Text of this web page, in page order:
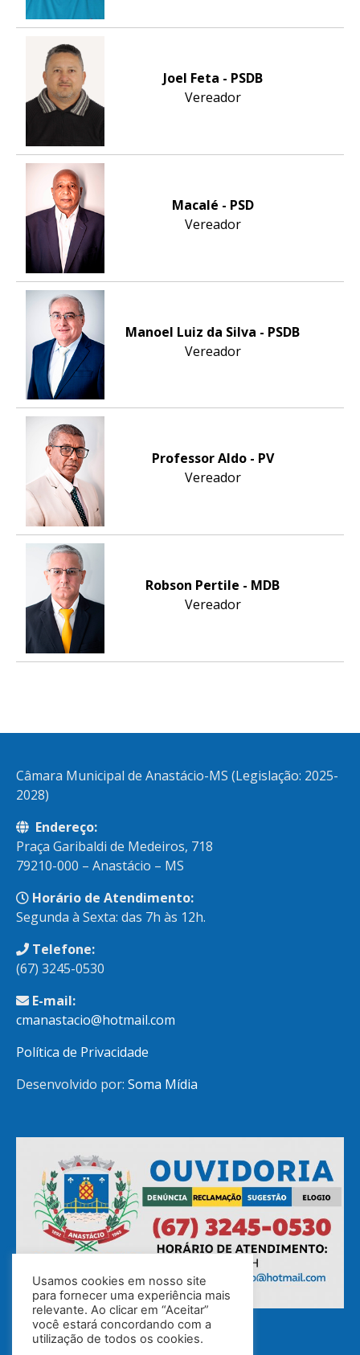
Joel Feta - PSDB
Vereador
Macalé - PSD
Vereador
Manoel Luiz da Silva - PSDB
Vereador
Professor Aldo - PV
Vereador
Robson Pertile - MDB
Vereador
Câmara Municipal de Anastácio-MS (Legislação: 2025-
2028)
Endereço:
Praça Garibaldi de Medeiros, 718
79210-000 – Anastácio – MS
Horário de Atendimento:
Segunda à Sexta: das 7h às 12h.
Telefone:
(67) 3245-0530
E-mail:
cmanastacio@hotmail.com
Política de Privacidade
Desenvolvido por: Soma Mídia
Usamos cookies em nosso site
para fornecer uma experiência mais
relevante. Ao clicar em “Aceitar”
você estará concordando com a
utilização de todos os cookies.